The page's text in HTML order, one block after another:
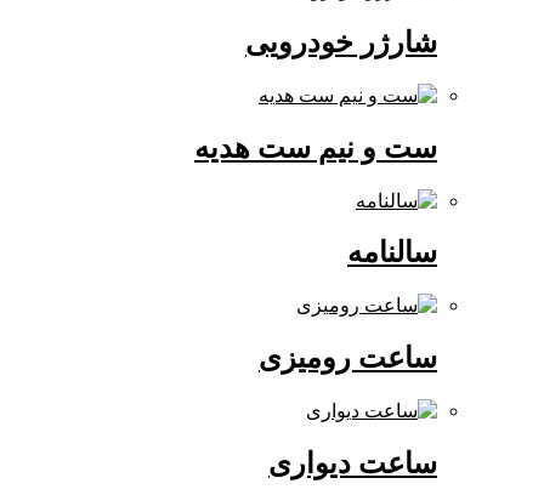
شارژر خودرویی
ست و نیم ست هدیه
ساعت رومیزی
ساعت دیواری